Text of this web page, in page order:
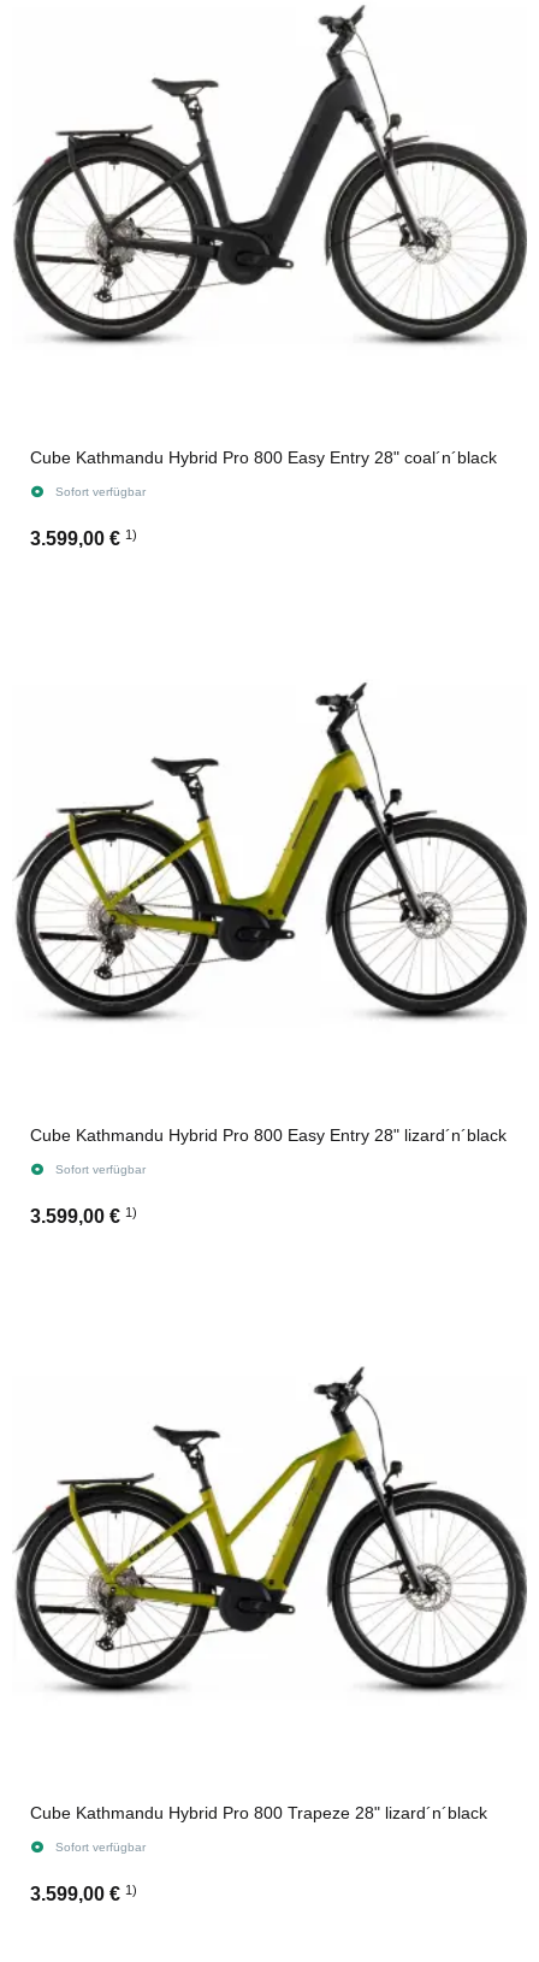
Cube Kathmandu Hybrid Pro 800 Easy Entry 28" coal´n´black
Sofort verfügbar
3.599,00 € 1)
Cube Kathmandu Hybrid Pro 800 Easy Entry 28" lizard´n´black
Sofort verfügbar
3.599,00 € 1)
Cube Kathmandu Hybrid Pro 800 Trapeze 28" lizard´n´black
Sofort verfügbar
3.599,00 € 1)